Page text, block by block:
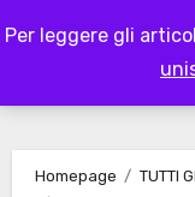
Per leggere gli
to
Homepage
TUTTI